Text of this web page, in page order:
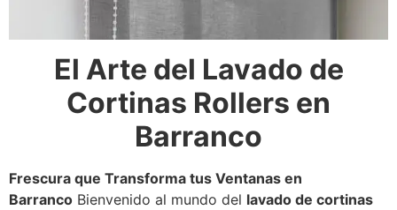
El Arte del Lavado de
Cortinas Rollers en
Barranco
Frescura que Transforma tus Ventanas en
Barranco Bienvenido al mundo del lavado de cortinas